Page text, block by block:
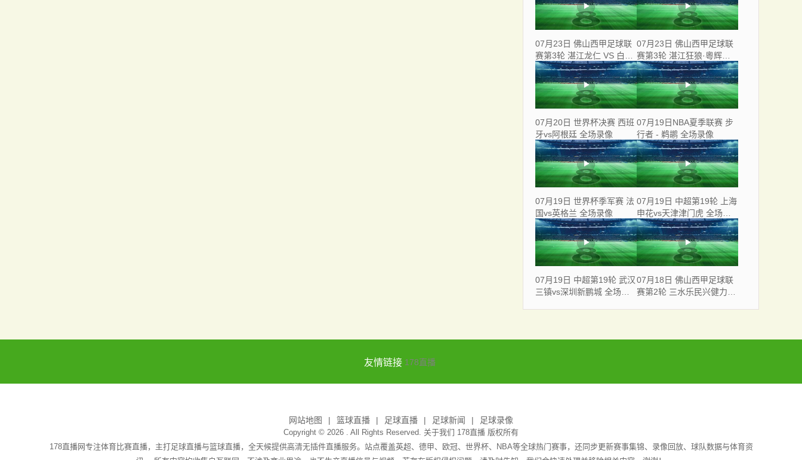
07月23日 佛山西甲足球联
赛第3轮 湛江龙仁 VS 白坭
兴龙 全场录像
07月23日 佛山西甲足球联
赛第3轮 湛江狂狼·粵辉能
源 VS 三水乐民兴健力宝 全
场录像
07月20日 世界杯决赛 西班
牙vs阿根廷 全场录像
07月19日NBA夏季联赛 步
行者 - 鹈鹕 全场录像
07月19日 世界杯季军赛 法
国vs英格兰 全场录像
07月19日 中超第19轮 上海
申花vs天津津门虎 全场录
像
07月19日 中超第19轮 武汉
三镇vs深圳新鹏城 全场录
07月18日 佛山西甲足球联
赛第2轮 三水乐民兴健力宝
友情链接 178直播
网站地图 篮球直播 足球直播 足球新闻 足球录像
Copyright © 2026 . All Rights Reserved. 关于我们 178直播 版权所有
178直播网专注体育比赛直播，主打足球直播与篮球直播，全天候提供高清无插件直播服务。站点覆盖英超、德甲、欧冠、世界杯、NBA等全球热门赛事，还同步更新赛事集锦、录像回放、球队数据与体育资